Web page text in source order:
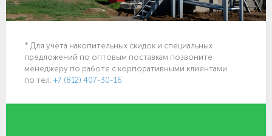
* Для учёта накопительных скидок и специальных
предложений по оптовым поставкам позвоните
менеджеру по работе с корпоративными клиентами
по тел. +7 (812) 407-30-16